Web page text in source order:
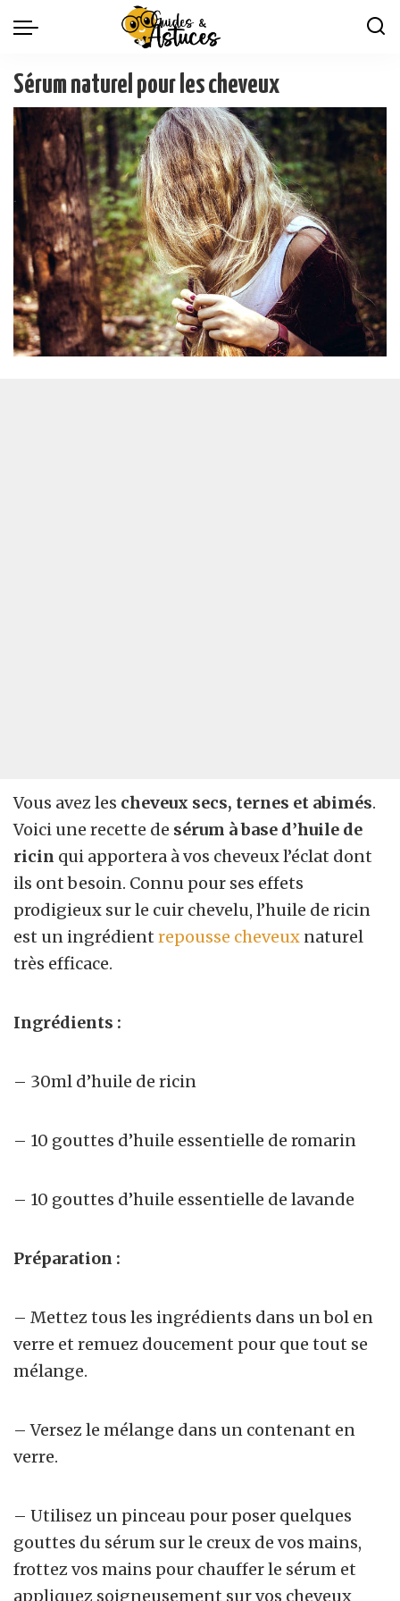
Sérum naturel pour les cheveux
Vous avez les cheveux secs, ternes et abimés.
Voici une recette de sérum à base d’huile de
ricin qui apportera à vos cheveux l’éclat dont
ils ont besoin. Connu pour ses effets
prodigieux sur le cuir chevelu, l’huile de ricin
est un ingrédient repousse cheveux naturel
très efficace.
Ingrédients :
– 30ml d’huile de ricin
– 10 gouttes d’huile essentielle de romarin
– 10 gouttes d’huile essentielle de lavande
Préparation :
– Mettez tous les ingrédients dans un bol en
verre et remuez doucement pour que tout se
mélange.
– Versez le mélange dans un contenant en
verre.
– Utilisez un pinceau pour poser quelques
gouttes du sérum sur le creux de vos mains,
frottez vos mains pour chauffer le sérum et
appliquez soigneusement sur vos cheveux